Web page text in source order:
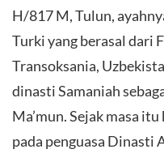
H/817 M, Tulun,
Turki yang berasal dari
Transoksania,
dinasti Samaniah
Ma’mun. Sejak masa
pada penguasa Dinasti